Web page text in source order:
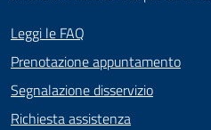
Leggi le FAQ
Prenotazione appuntamento
Segnalazione disservizio
Richiesta assistenza